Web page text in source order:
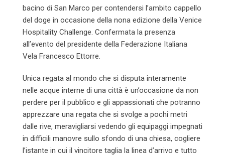
bacino di San Marco per contendersi l’ambito cappello
del doge in occasione della nona edizione della Venice
Hospitality Challenge. Confermata la presenza
all’evento del presidente della Federazione Italiana
Vela Francesco Ettorre.
Unica regata al mondo che si disputa interamente
nelle acque interne di una città è un’occasione da non
perdere per il pubblico e gli appassionati che potranno
apprezzare una regata che si svolge a pochi metri
dalle rive, meravigliarsi vedendo gli equipaggi impegnati
in difficili manovre sullo sfondo di una chiesa, cogliere
l’istante in cui il vincitore taglia la linea d’arrivo e tutto